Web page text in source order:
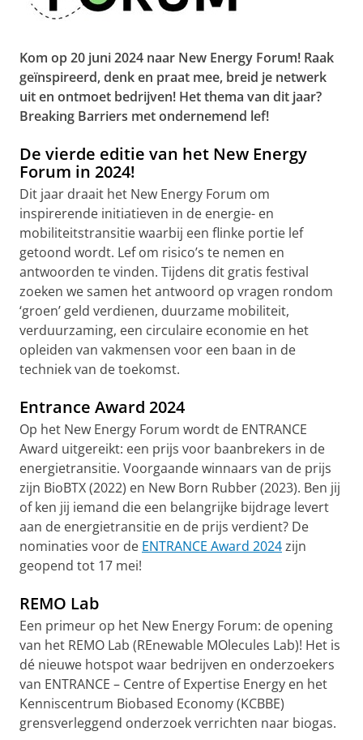
Kom op 20 juni 2024 naar New Energy Forum! Raak
geïnspireerd, denk en praat mee, breid je netwerk
uit en ontmoet bedrijven! Het thema van dit jaar?
Breaking Barriers met ondernemend lef!
De vierde editie van het New Energy
Forum in 2024!
Dit jaar draait het New Energy Forum om
inspirerende initiatieven in de energie- en
mobiliteitstransitie waarbij een flinke portie lef
getoond wordt. Lef om risico’s te nemen en
antwoorden te vinden. Tijdens dit gratis festival
zoeken we samen het antwoord op vragen rondom
‘groen’ geld verdienen, duurzame mobiliteit,
verduurzaming, een circulaire economie en het
opleiden van vakmensen voor een baan in de
techniek van de toekomst.
Entrance Award 2024
Op het New Energy Forum wordt de ENTRANCE
Award uitgereikt: een prijs voor baanbrekers in de
energietransitie. Voorgaande winnaars van de prijs
zijn BioBTX (2022) en New Born Rubber (2023). Ben jij
of ken jij iemand die een belangrijke bijdrage levert
aan de energietransitie en de prijs verdient? De
nominaties voor de ENTRANCE Award 2024zijn
geopend tot 17 mei!
REMO Lab
Een primeur op het New Energy Forum: de opening
van het REMO Lab (REnewable MOlecules Lab)! Het is
dé nieuwe hotspot waar bedrijven en onderzoekers
van ENTRANCE – Centre of Expertise Energy en het
Kenniscentrum Biobased Economy (KCBBE)
grensverleggend onderzoek verrichten naar biogas.